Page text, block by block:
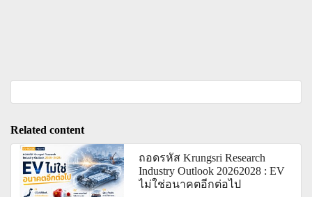
Related content
ถอดรหัส Krungsri Research
Industry Outlook 20262028 : EV
ไม่ใช่อนาคตอีกต่อไป